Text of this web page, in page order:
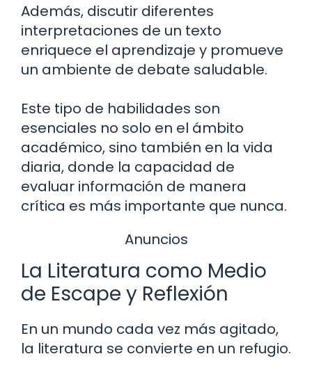
Además, discutir diferentes
interpretaciones de un texto
enriquece el aprendizaje y promueve
un ambiente de debate saludable.
Este tipo de habilidades son
esenciales no solo en el ámbito
académico, sino también en la vida
diaria, donde la capacidad de
evaluar información de manera
crítica es más importante que nunca.
Anuncios
La Literatura como Medio
de Escape y Reflexión
En un mundo cada vez más agitado,
la literatura se convierte en un refugio.